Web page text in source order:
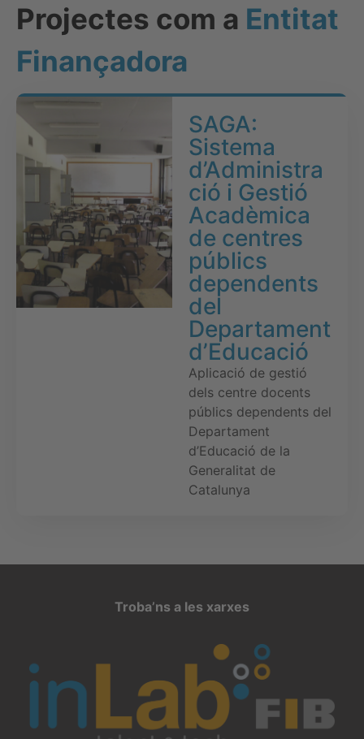
Projectes com a Entitat
Finançadora
SAGA:
Sistema
d’Administra
ció i Gestió
Acadèmica
de centres
públics
dependents
del
Departament
d’Educació
Aplicació de gestió
dels centre docents
públics dependents del
Departament
d’Educació de la
Generalitat de
Catalunya
Troba’ns a les xarxes